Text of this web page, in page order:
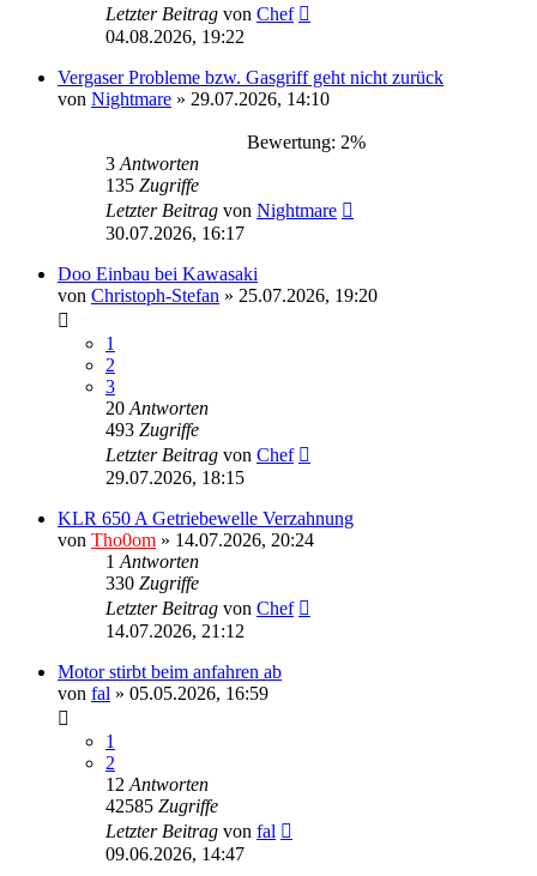
Letzter Beitrag von Chef
04.08.2026, 19:22
Vergaser Probleme bzw. Gasgriff geht nicht zurück
von Nightmare » 29.07.2026, 14:10
Bewertung: 2%
3 Antworten
135 Zugriffe
Letzter Beitrag von Nightmare
30.07.2026, 16:17
Doo Einbau bei Kawasaki
von Christoph-Stefan » 25.07.2026, 19:20
1
2
3
20 Antworten
493 Zugriffe
Letzter Beitrag von Chef
29.07.2026, 18:15
KLR 650 A Getriebewelle Verzahnung
von Tho0om » 14.07.2026, 20:24
1 Antworten
330 Zugriffe
Letzter Beitrag von Chef
14.07.2026, 21:12
Motor stirbt beim anfahren ab
von fal » 05.05.2026, 16:59
1
2
12 Antworten
42585 Zugriffe
Letzter Beitrag von fal
09.06.2026, 14:47